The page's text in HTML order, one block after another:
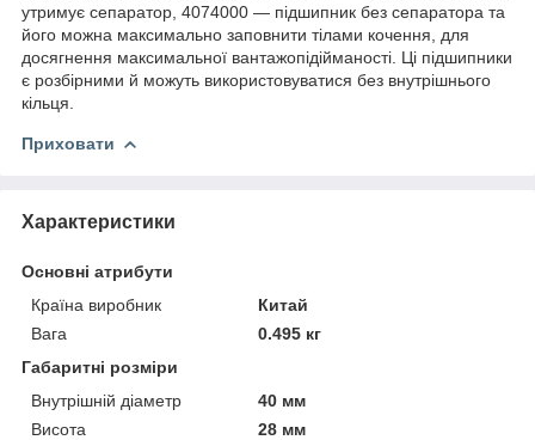
утримує сепаратор, 4074000 — підшипник без сепаратора та
його можна максимально заповнити тілами кочення, для
досягнення максимальної вантажопідійманості. Ці підшипники
є розбірними й можуть використовуватися без внутрішнього
кільця.
Приховати
Характеристики
Основні атрибути
Країна виробник
Китай
Вага
0.495 кг
Габаритні розміри
Внутрішній діаметр
40 мм
Висота
28 мм